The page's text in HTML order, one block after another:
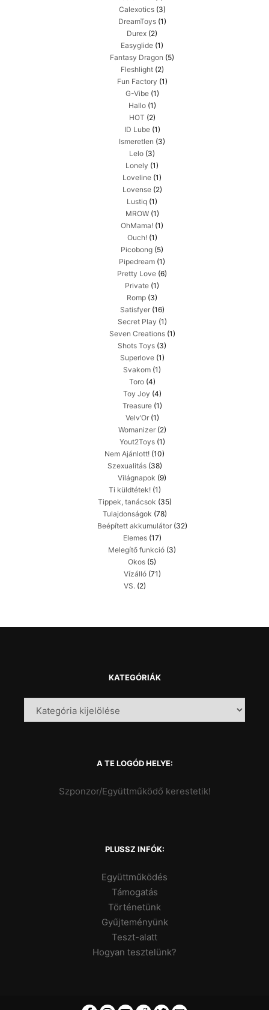
Calexotics(3)
DreamToys(1)
Durex (2)
Easyglide (1)
Fantasy Dragon (5)
Fleshlight(2)
Fun Factory (1)
G-Vibe(1)
Hallo(1)
HOT (2)
ID Lube(1)
Ismeretlen (3)
Lelo (3)
Lonely (1)
Loveline (1)
Lovense(2)
Lustiq (1)
MROW(1)
OhMama! (1)
Ouch!(1)
Picobong (5)
Pipedream (1)
Pretty Love (6)
Private (1)
Romp (3)
Satisfyer(16)
Secret Play (1)
Seven Creations(1)
Shots Toys (3)
Superlove(1)
Svakom (1)
Toro(4)
Toy Joy (4)
Treasure(1)
Velv’Or(1)
Womanizer(2)
Yout2Toys(1)
Nem Ajánlott! (10)
Szexualitás(38)
Világnapok (9)
Ti küldtétek!(1)
Tippek, tanácsok (35)
Tulajdonságok (78)
Beépített akkumulátor(32)
Elemes(17)
Melegítő funkció (3)
Okos (5)
Vízálló(71)
VS. (2)
KATEGÓRIÁK
A TE LOGÓD HELYE:
Szponzor/Együttműködő kerestetik!
PLUSSZ INFÓK:
Együttműködés
Támogatás
Történetünk
Gyűjteményünk
Teszt-alatt
Hogyan tesztelünk?